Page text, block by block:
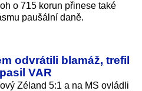
o 715 korun přinese také
paušální daně.
odvrátili blamáž, trefil
VAR
Zéland 5:1 a na MS ovládli